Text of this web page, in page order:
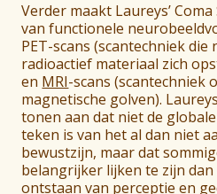
Verder maakt Laureys’
van functionele
PET-scans (scantechniek
radioactief materiaal zich
en MRI-scans (scantechniek
magnetische golven).
tonen aan dat niet de
teken is van het al dan niet
bewustzijn, maar dat
belangrijker lijken te zijn
ontstaan van perceptie en